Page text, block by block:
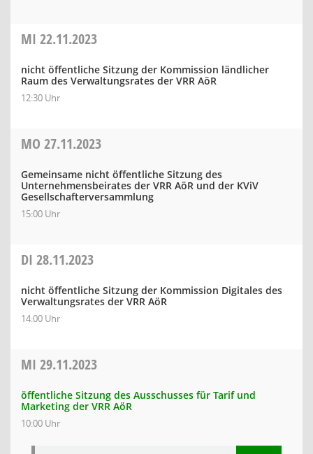
MI 22.11.2023
nicht öffentliche Sitzung der Kommission ländlicher
Raum des Verwaltungsrates der VRR AöR
12:30 Uhr
MO 27.11.2023
Gemeinsame nicht öffentliche Sitzung des
Unternehmensbeirates der VRR AöR und der KViV
Gesellschafterversammlung
15:00 Uhr
DI 28.11.2023
nicht öffentliche Sitzung der Kommission Digitales des
Verwaltungsrates der VRR AöR
14:00 Uhr
MI 29.11.2023
öffentliche Sitzung des Ausschusses für Tarif und
Marketing der VRR AöR
10:00 Uhr